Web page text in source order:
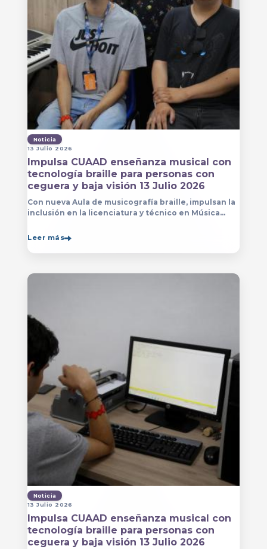
Noticia
13 Julio 2026
Impulsa CUAAD enseñanza musical con
tecnología braille para personas con
ceguera y baja visión 13 Julio 2026
Con nueva Aula de musicografía braille, impulsan la
inclusión en la licenciatura y técnico en Música
formen con mayor autonomía
Leer más
Noticia
13 Julio 2026
Impulsa CUAAD enseñanza musical con
tecnología braille para personas con
ceguera y baja visión 13 Julio 2026